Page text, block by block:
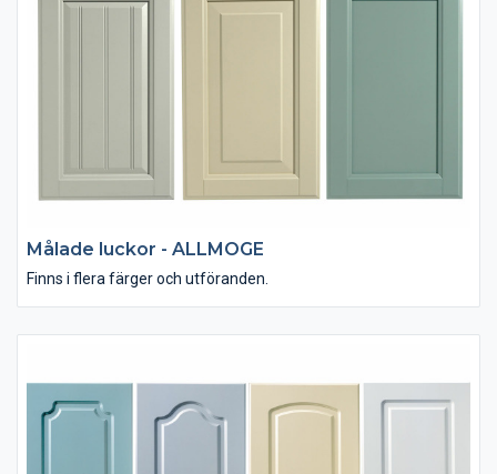
Målade luckor - ALLMOGE
Finns i flera färger och utföranden.